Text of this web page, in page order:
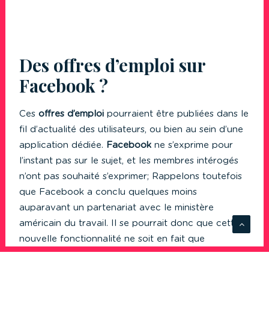
Des offres d’emploi sur
Facebook ?
Ces offres d’emploi pourraient être publiées dans le
fil d’actualité des utilisateurs, ou bien au sein d’une
application dédiée. Facebook ne s’exprime pour
l’instant pas sur le sujet, et les membres intérogés
n’ont pas souhaité s’exprimer; Rappelons toutefois
que Facebook a conclu quelques moins
auparavant un partenariat avec le ministère
américain du travail. Il se pourrait donc que cette
nouvelle fonctionnalité ne soit en fait que
l’aboutissement de ce projet.